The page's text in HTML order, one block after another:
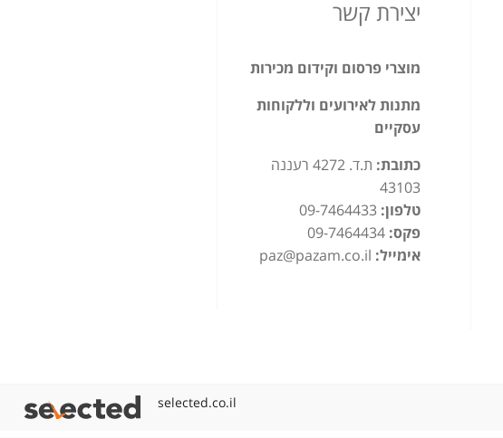
יצירת קשר
מוצרי פרסום וקידום מכירות
מתנות לאירועים וללקוחות
עסקיים
כתובת:
ת.ד. 4272 רעננה
43103
טלפון: 09-7464433
פקס:
אימייל:
selected.co.il